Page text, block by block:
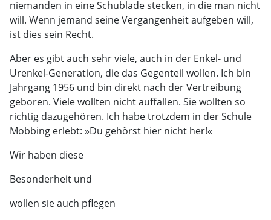
niemanden in eine Schublade stecken, in die man nicht
will. Wenn jemand seine Vergangenheit aufgeben will,
ist dies sein Recht.
Aber es gibt auch sehr viele, auch in der Enkel- und
Urenkel-Generation, die das Gegenteil wollen. Ich bin
Jahrgang 1956 und bin direkt nach der Vertreibung
geboren. Viele wollten nicht auffallen. Sie wollten so
richtig dazugehören. Ich habe trotzdem in der Schule
Mobbing erlebt: »Du gehörst hier nicht her!«
Wir haben diese
Besonderheit und
wollen sie auch pflegen